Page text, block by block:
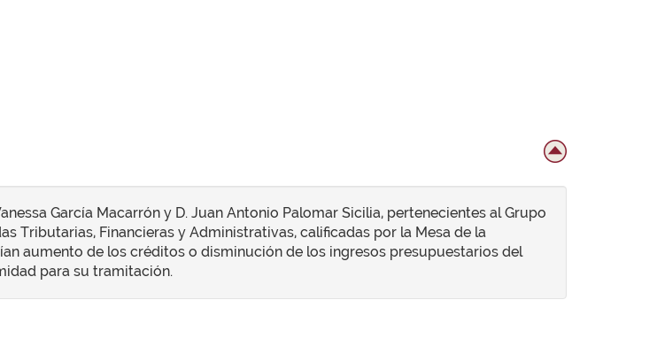
García Macarrón y D. Juan Antonio Palomar Sicilia, pertenecientes al Grupo
Tributarias, Financieras y Administrativas, calificadas por la Mesa de la
aumento de los créditos o disminución de los ingresos presupuestarios del
para su tramitación.